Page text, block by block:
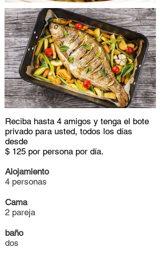
Reciba hasta 4 amigos y tenga el bote
privado para usted, todos los días
desde
$ 125 por persona por día.
Alojamiento
4 personas
Cama
2 pareja
baño
dos